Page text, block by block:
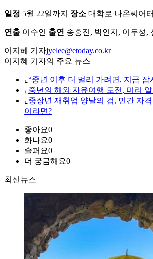
일정 5월 22일까지 장소 대학로 나온씨어터
연출 이수인 출연 송흥진, 박인지, 이두성,
이지혜 기자jyelee@etoday.co.kr
이지혜 기자의 주요 뉴스
⌞ “중년 이후 더 멀리 가려면, 지금 잠
⌞ 중년의 해외 자유여행 도전, 미리
⌞ 중장년 재취업 양날의 검, 민간 자
이라면?
좋아요0
화나요0
슬퍼요0
더 궁금해요0
최신뉴스